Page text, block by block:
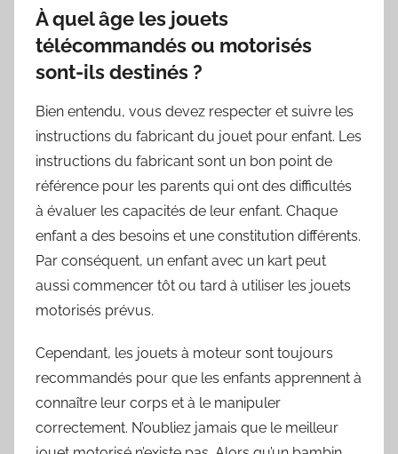
À quel âge les jouets
télécommandés ou motorisés
sont-ils destinés ?
Bien entendu, vous devez respecter et suivre les
instructions du fabricant du jouet pour enfant. Les
instructions du fabricant sont un bon point de
référence pour les parents qui ont des difficultés
à évaluer les capacités de leur enfant. Chaque
enfant a des besoins et une constitution différents.
Par conséquent, un enfant avec un kart peut
aussi commencer tôt ou tard à utiliser les jouets
motorisés prévus.
Cependant, les jouets à moteur sont toujours
recommandés pour que les enfants apprennent à
connaître leur corps et à le manipuler
correctement. N’oubliez jamais que le meilleur